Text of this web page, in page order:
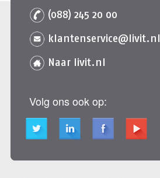
(088) 245 20 00
klantenservice@livit.nl
Naar livit.nl
Volg ons ook op: